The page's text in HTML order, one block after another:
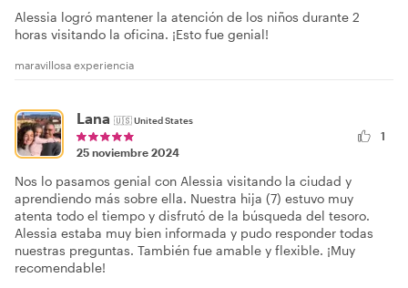
Alessia logró mantener la atención de los niños durante 2
horas visitando la oficina. ¡Esto fue genial!
maravillosa experiencia
Lana 🇺🇸United States
25 noviembre 2024
1
Nos lo pasamos genial con Alessia visitando la ciudad y
aprendiendo más sobre ella. Nuestra hija (7) estuvo muy
atenta todo el tiempo y disfrutó de la búsqueda del tesoro.
Alessia estaba muy bien informada y pudo responder todas
nuestras preguntas. También fue amable y flexible. ¡Muy
recomendable!